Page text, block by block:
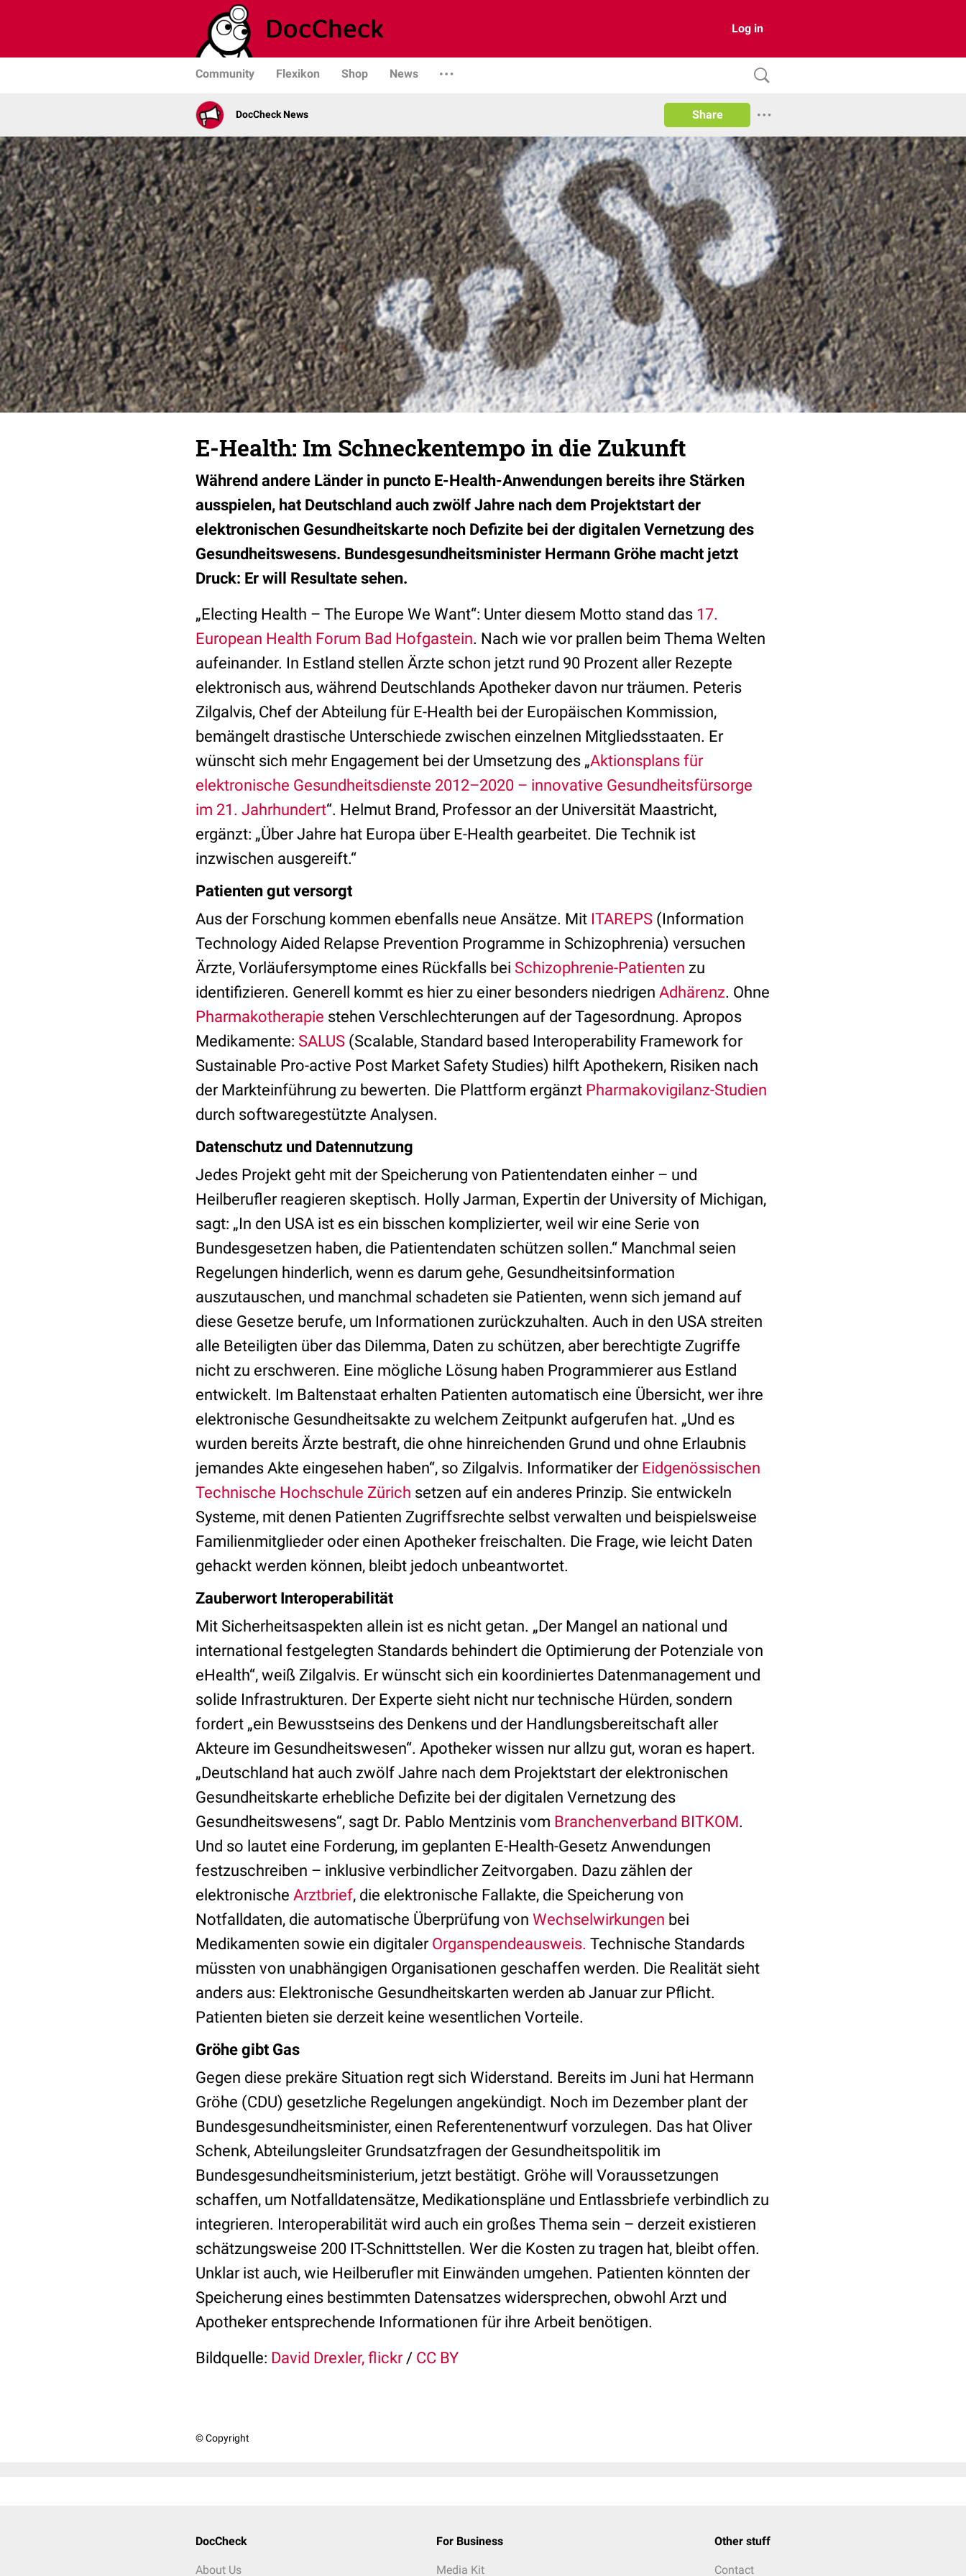
Log in
Community Flexikon Shop News
DocCheck News Share
E-Health: Im Schneckentempo in die Zukunft
Während andere Länder in puncto E-Health-Anwendungen bereits ihre Stärken
ausspielen, hat Deutschland auch zwölf Jahre nach dem Projektstart der
elektronischen Gesundheitskarte noch Defizite bei der digitalen Vernetzung des
Gesundheitswesens. Bundesgesundheitsminister Hermann Gröhe macht jetzt
Druck: Er will Resultate sehen.
„Electing Health – The Europe We Want“: Unter diesem Motto stand das 17.
European Health Forum Bad Hofgastein. Nach wie vor prallen beim Thema Welten
aufeinander. In Estland stellen Ärzte schon jetzt rund 90 Prozent aller Rezepte
elektronisch aus, während Deutschlands Apotheker davon nur träumen. Peteris
Zilgalvis, Chef der Abteilung für E-Health bei der Europäischen Kommission,
bemängelt drastische Unterschiede zwischen einzelnen Mitgliedsstaaten. Er
wünscht sich mehr Engagement bei der Umsetzung des „Aktionsplans für
elektronische Gesundheitsdienste 2012–2020 – innovative Gesundheitsfürsorge
im 21. Jahrhundert“. Helmut Brand, Professor an der Universität Maastricht,
ergänzt: „Über Jahre hat Europa über E-Health gearbeitet. Die Technik ist
inzwischen ausgereift.“
Patienten gut versorgt
Aus der Forschung kommen ebenfalls neue Ansätze. Mit ITAREPS (Information
Technology Aided Relapse Prevention Programme in Schizophrenia) versuchen
Ärzte, Vorläufersymptome eines Rückfalls bei Schizophrenie-Patienten zu
identifizieren. Generell kommt es hier zu einer besonders niedrigen Adhärenz. Ohne
Pharmakotherapie stehen Verschlechterungen auf der Tagesordnung. Apropos
Medikamente: SALUS (Scalable, Standard based Interoperability Framework for
Sustainable Pro-active Post Market Safety Studies) hilft Apothekern, Risiken nach
der Markteinführung zu bewerten. Die Plattform ergänzt Pharmakovigilanz-Studien
durch softwaregestützte Analysen.
Datenschutz und Datennutzung
Jedes Projekt geht mit der Speicherung von Patientendaten einher – und
Heilberufler reagieren skeptisch. Holly Jarman, Expertin der University of Michigan,
sagt: „In den USA ist es ein bisschen komplizierter, weil wir eine Serie von
Bundesgesetzen haben, die Patientendaten schützen sollen.“ Manchmal seien
Regelungen hinderlich, wenn es darum gehe, Gesundheitsinformation
auszutauschen, und manchmal schadeten sie Patienten, wenn sich jemand auf
diese Gesetze berufe, um Informationen zurückzuhalten. Auch in den USA streiten
alle Beteiligten über das Dilemma, Daten zu schützen, aber berechtigte Zugriffe
nicht zu erschweren. Eine mögliche Lösung haben Programmierer aus Estland
entwickelt. Im Baltenstaat erhalten Patienten automatisch eine Übersicht, wer ihre
elektronische Gesundheitsakte zu welchem Zeitpunkt aufgerufen hat. „Und es
wurden bereits Ärzte bestraft, die ohne hinreichenden Grund und ohne Erlaubnis
jemandes Akte eingesehen haben“, so Zilgalvis. Informatiker der Eidgenössischen
Technische Hochschule Zürich setzen auf ein anderes Prinzip. Sie entwickeln
Systeme, mit denen Patienten Zugriffsrechte selbst verwalten und beispielsweise
Familienmitglieder oder einen Apotheker freischalten. Die Frage, wie leicht Daten
gehackt werden können, bleibt jedoch unbeantwortet.
Zauberwort Interoperabilität
Mit Sicherheitsaspekten allein ist es nicht getan. „Der Mangel an national und
international festgelegten Standards behindert die Optimierung der Potenziale von
eHealth“, weiß Zilgalvis. Er wünscht sich ein koordiniertes Datenmanagement und
solide Infrastrukturen. Der Experte sieht nicht nur technische Hürden, sondern
fordert „ein Bewusstseins des Denkens und der Handlungsbereitschaft aller
Akteure im Gesundheitswesen“. Apotheker wissen nur allzu gut, woran es hapert.
„Deutschland hat auch zwölf Jahre nach dem Projektstart der elektronischen
Gesundheitskarte erhebliche Defizite bei der digitalen Vernetzung des
Gesundheitswesens“, sagt Dr. Pablo Mentzinis vom Branchenverband BITKOM.
Und so lautet eine Forderung, im geplanten E-Health-Gesetz Anwendungen
festzuschreiben – inklusive verbindlicher Zeitvorgaben. Dazu zählen der
elektronische Arztbrief, die elektronische Fallakte, die Speicherung von
Notfalldaten, die automatische Überprüfung von Wechselwirkungen bei
Medikamenten sowie ein digitaler Organspendeausweis. Technische Standards
müssten von unabhängigen Organisationen geschaffen werden. Die Realität sieht
anders aus: Elektronische Gesundheitskarten werden ab Januar zur Pflicht.
Patienten bieten sie derzeit keine wesentlichen Vorteile.
Gröhe gibt Gas
Gegen diese prekäre Situation regt sich Widerstand. Bereits im Juni hat Hermann
Gröhe (CDU) gesetzliche Regelungen angekündigt. Noch im Dezember plant der
Bundesgesundheitsminister, einen Referentenentwurf vorzulegen. Das hat Oliver
Schenk, Abteilungsleiter Grundsatzfragen der Gesundheitspolitik im
Bundesgesundheitsministerium, jetzt bestätigt. Gröhe will Voraussetzungen
schaffen, um Notfalldatensätze, Medikationspläne und Entlassbriefe verbindlich zu
integrieren. Interoperabilität wird auch ein großes Thema sein – derzeit existieren
schätzungsweise 200 IT-Schnittstellen. Wer die Kosten zu tragen hat, bleibt offen.
Unklar ist auch, wie Heilberufler mit Einwänden umgehen. Patienten könnten der
Speicherung eines bestimmten Datensatzes widersprechen, obwohl Arzt und
Apotheker entsprechende Informationen für ihre Arbeit benötigen.
Bildquelle: David Drexler, flickr/ CC BY
© Copyright
DocCheck
About Us
For Business
Media Kit
Other stuff
Contact